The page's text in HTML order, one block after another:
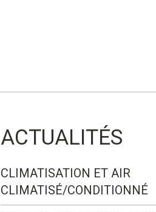
ACTUALITÉS
CLIMATISATION ET AIR
CLIMATISÉ/CONDITIONNÉ